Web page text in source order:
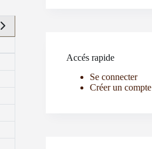
Accés rapide
Se connecter
Créer un compte